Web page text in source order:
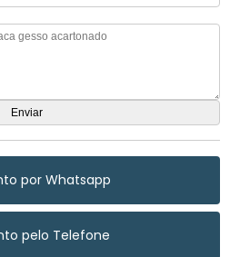
por Whatsapp
pelo Telefone